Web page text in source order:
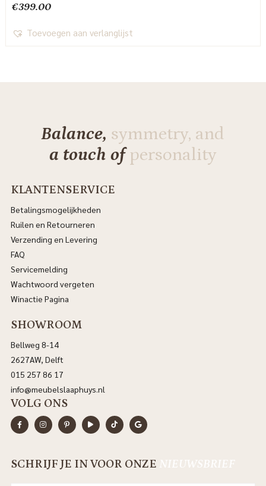
€399.00
Toevoegen aan verlanglijst
Balance, symmetry, and
a touch ofpersonality
KLANTENSERVICE
Betalingsmogelijkheden
Ruilen en Retourneren
Verzending en Levering
FAQ
Servicemelding
Wachtwoord vergeten
Winactie Pagina
SHOWROOM
Bellweg 8-14
2627AW, Delft
015 257 86 17
info@meubelslaaphuys.nl
VOLG ONS
SCHRIJF JE IN VOOR ONZE NIEUWSBRIEF